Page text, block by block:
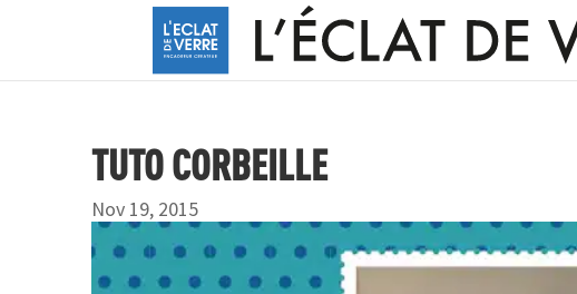
TUTO CORBEILLE
Nov 19, 2015